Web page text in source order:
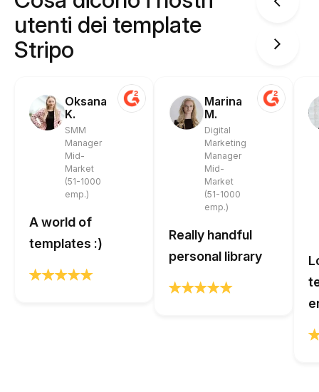
utenti dei template
Stripo
Oksana
K.
SMM
Manager
Mid-
Market
(51-1000
emp.)
A world of
templates :)
Marina
M.
Digital
Marketing
Manager
Mid-
Market
(51-1000
emp.)
Really handful
personal library